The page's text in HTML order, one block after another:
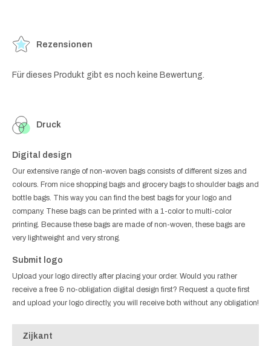
Rezensionen
Für dieses Produkt gibt es noch keine Bewertung.
Druck
Digital design
Our extensive range of non-woven bags consists of different sizes and
colours. From nice shopping bags and grocery bags to shoulder bags and
bottle bags. This way you can find the best bags for your logo and
company. These bags can be printed with a 1-color to multi-color
printing. Because these bags are made of non-woven, these bags are
very lightweight and very strong.
Submit logo
Upload your logo directly after placing your order. Would you rather
receive a free & no-obligation digital design first? Request a quote first
and upload your logo directly, you will receive both without any obligation!
Zijkant